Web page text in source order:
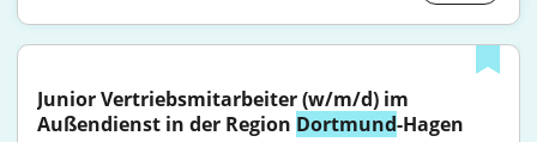
Junior Vertriebsmitarbeiter (w/m/d) im
Außendienst in der Region Dortmund-Hagen